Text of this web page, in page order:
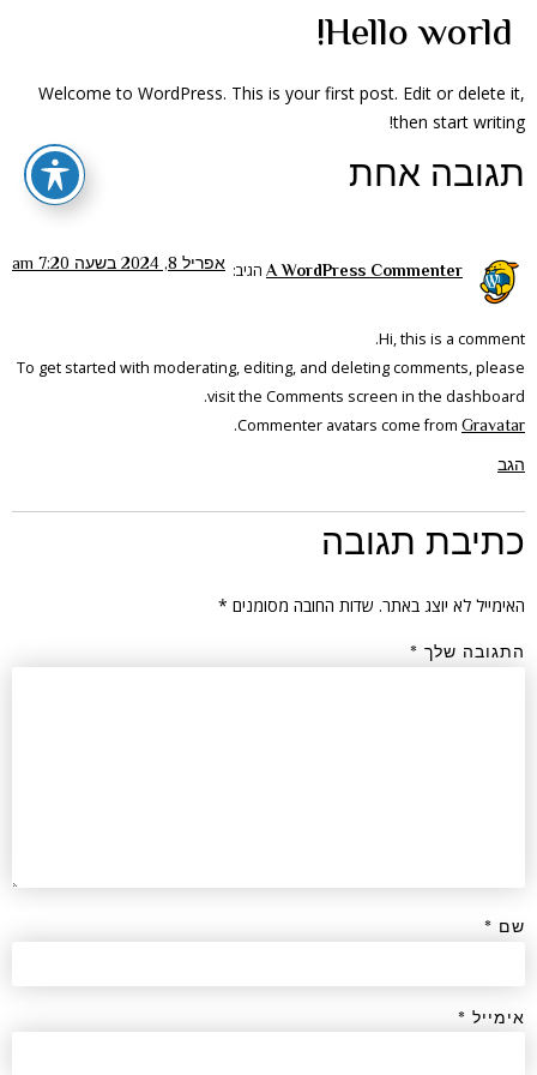
Hello world!
Welcome to WordPress. This is your first post. Edit or delete it,
then start writing!
תגובה אחת
A WordPress Commenter הגיב: אפריל 8, 2024 בשעה 7:20 am
Hi, this is a comment.
To get started with moderating, editing, and deleting comments, please
visit the Comments screen in the dashboard.
Commenter avatars come from Gravatar
.
הגב
כתיבת תגובה
האימייל לא יוצג באתר. שדות החובה מסומנים *
התגובה שלך *
שם *
אימייל *